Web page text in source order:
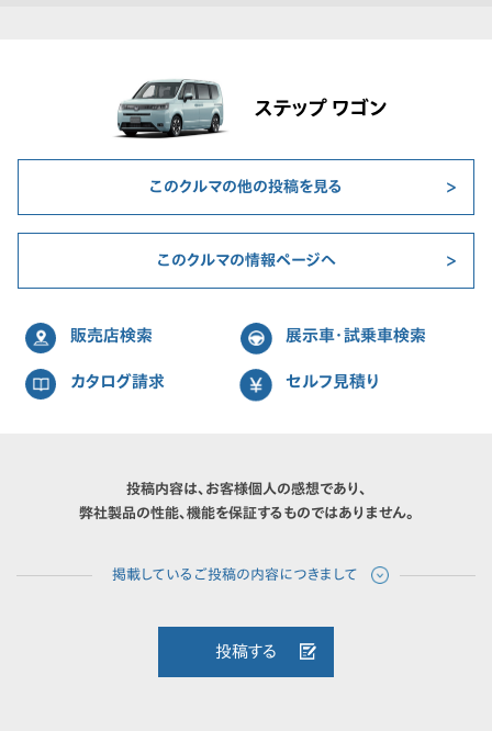
ステップ ワゴン
このクルマの他の投稿を見る
このクルマの情報ページへ
販売店検索 展示車・試乗車検索
カタログ請求 セルフ見積り
投稿内容は、お客様個人の感想であり、
弊社製品の性能、機能を保証するものではありません。
投稿する